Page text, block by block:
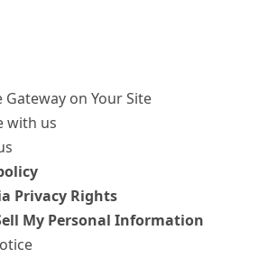
Gateway on Your Site
with us
Privacy Rights
My Personal Information